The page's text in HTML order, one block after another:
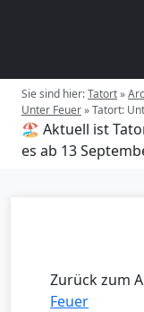
Sie sind hier:Tatort»
Unter Feuer»Tatort:
🏖️ Aktuell ist
es ab 13
Zurück zum
Feuer